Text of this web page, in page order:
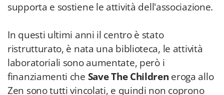
supporta e sostiene le attività dell'associazione.
In questi ultimi anni il centro è stato
ristrutturato, è nata una biblioteca, le attività
laboratoriali sono aumentate, però i
finanziamenti che Save The Children eroga allo
Zen sono tutti vincolati, e quindi non coprono